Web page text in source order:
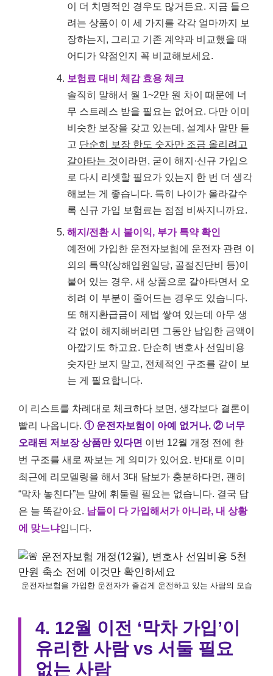
이 더 치명적인 경우도 많거든요. 지금 들으
려는 상품이 이 세 가지를 각각 얼마까지 보
장하는지, 그리고 기존 계약과 비교했을 때
어디가 약점인지 꼭 비교해보세요.
보험료 대비 체감 효용 체크
솔직히 말해서 월 1~2만 원 차이 때문에 너
무 스트레스 받을 필요는 없어요. 다만 이미
비슷한 보장을 갖고 있는데, 설계사 말만 듣
고 단순히 보장 한도 숫자만 조금 올리려고
갈아타는 것이라면, 굳이 해지·신규 가입으
로 다시 리셋할 필요가 있는지 한 번 더 생각
해보는 게 좋습니다. 특히 나이가 올라갈수
록 신규 가입 보험료는 점점 비싸지니까요.
해지/전환 시 불이익, 부가 특약 확인
예전에 가입한 운전자보험에 운전자 관련 이
외의 특약(상해입원일당, 골절진단비 등)이
붙어 있는 경우, 새 상품으로 갈아타면서 오
히려 이 부분이 줄어드는 경우도 있습니다.
또 해지환급금이 제법 쌓여 있는데 아무 생
각 없이 해지해버리면 그동안 납입한 금액이
아깝기도 하고요. 단순히 변호사 선임비용
숫자만 보지 말고, 전체적인 구조를 같이 보
는 게 필요합니다.
이 리스트를 차례대로 체크하다 보면, 생각보다 결론이
빨리 나옵니다. ① 운전자보험이 아예 없거나, ② 너무
오래된 저보장 상품만 있다면 이번 12월 개정 전에 한
번 구조를 새로 짜보는 게 의미가 있어요. 반대로 이미
최근에 리모델링을 해서 3대 담보가 충분하다면, 괜히
“막차 놓친다”는 말에 휘둘릴 필요는 없습니다. 결국 답
은 늘 똑같아요. 남들이 다 가입해서가 아니라, 내 상황
에 맞느냐입니다.
운전자보험을 가입한 운전자가 즐겁게 운전하고 있는 사람의 모습
4. 12월 이전 ‘막차 가입’이
유리한 사람 vs 서둘 필요
없는 사람